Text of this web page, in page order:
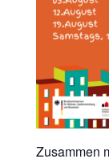
Zusammen